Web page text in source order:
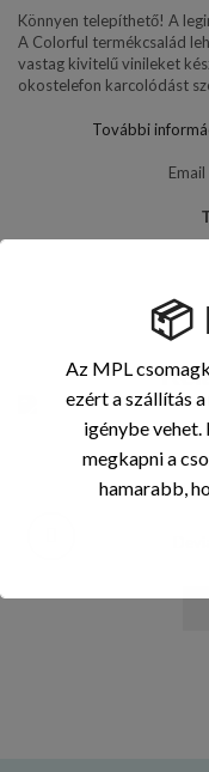
Könnyen telepíthető! A
A Colorful termékcsalád
vastag kivitelű vinileket
okostelefon karcolódást
További
Email
📦
Az MPL
ezért a szállítás
igénybe
megkapni a
hamarabb,